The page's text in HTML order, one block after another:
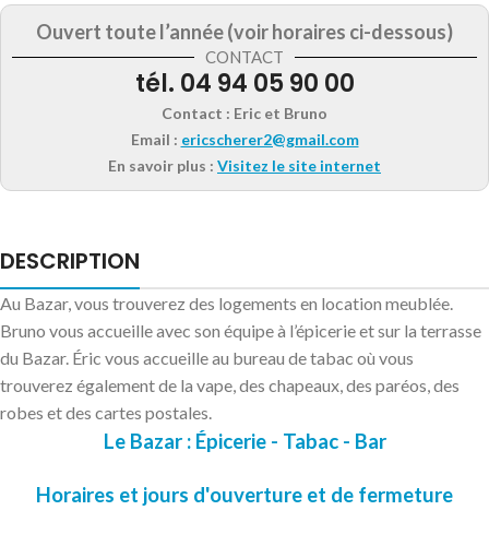
Ouvert toute l’année (voir horaires ci-dessous)
CONTACT
tél. 04 94 05 90 00
Contact : Eric et Bruno
Email : ericscherer2@gmail.com
En savoir plus : Visitez le site internet
DESCRIPTION
Au Bazar, vous trouverez des logements en location meublée.
Bruno vous accueille avec son équipe à l’épicerie et sur la terrasse
du Bazar. Éric vous accueille au bureau de tabac où vous
trouverez également de la vape, des chapeaux, des paréos, des
robes et des cartes postales.
Le Bazar : Épicerie - Tabac - Bar
Horaires et jours d'ouverture et de fermeture